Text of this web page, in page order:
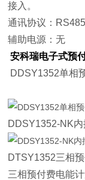
接入。
通讯协议：
辅助电源：无
安科瑞电子式预
DDSY1352单相
DDSY1352-NK
DTSY1352三相
三相预付费电能